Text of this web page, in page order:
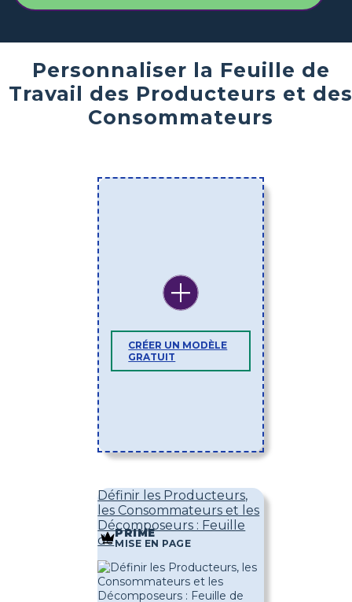
Personnaliser la Feuille de
Travail des Producteurs et des
Consommateurs
CRÉER UN MODÈLE
GRATUIT
Définir les Producteurs,
les Consommateurs et les
Décomposeurs : Feuille
de
PRIME
MISE EN PAGE